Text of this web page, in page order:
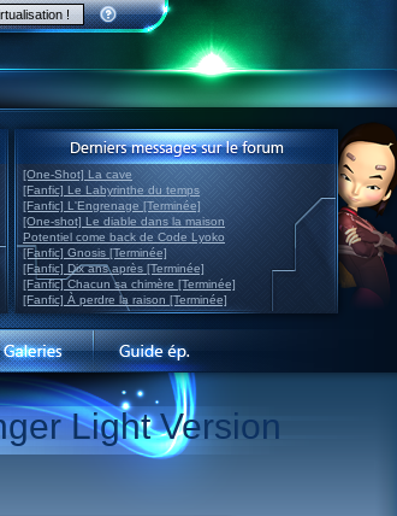
[One-Shot] La cave
[Fanfic] Le Labyrinthe du temps
[Fanfic] L'Engrenage [Terminée]
[One-shot] Le diable dans la maison
Potentiel come back de Code Lyoko
[Fanfic] Gnosis [Terminée]
[Fanfic] Dix ans après [Terminée]
[Fanfic] Chacun sa chimère [Terminée]
[Fanfic] À perdre la raison [Terminée]
Light Version